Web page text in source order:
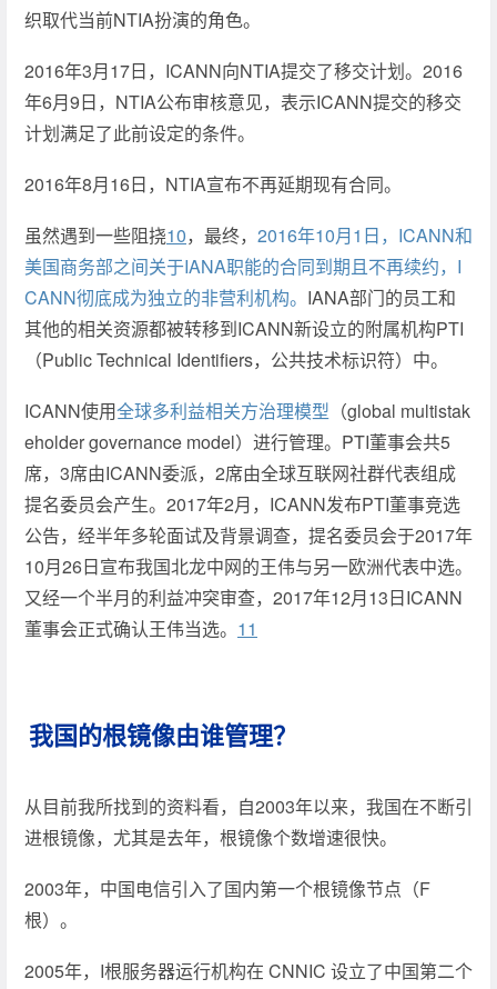
织取代当前NTIA扮演的角色。
2016年3月17日，ICANN向NTIA提交了移交计划。2016
年6月9日，NTIA公布审核意见，表示ICANN提交的移交
计划满足了此前设定的条件。
2016年8月16日，NTIA宣布不再延期现有合同。
虽然遇到一些阻挠10，最终， 2016年10月1日，ICANN和
美国商务部之间关于IANA职能的合同到期且不再续约，I
CANN彻底成为独立的非营利机构。 IANA部门的员工和
其他的相关资源都被转移到ICANN新设立的附属机构PTI
（Public Technical Identifiers，公共技术标识符）中。
ICANN使用全球多利益相关方治理模型 （global multistak
eholder governance model）进行管理。PTI董事会共5
席，3席由ICANN委派，2席由全球互联网社群代表组成
提名委员会产生。2017年2月，ICANN发布PTI董事竞选
公告，经半年多轮面试及背景调查，提名委员会于2017年
10月26日宣布我国北龙中网的王伟与另一欧洲代表中选。
又经一个半月的利益冲突审查，2017年12月13日ICANN
董事会正式确认王伟当选。 11
我国的根镜像由谁管理？
从目前我所找到的资料看，自2003年以来，我国在不断引
进根镜像，尤其是去年，根镜像个数增速很快。
2003年，中国电信引入了国内第一个根镜像节点（F
根）。
2005年，I根服务器运行机构在 CNNIC 设立了中国第二个